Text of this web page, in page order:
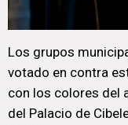
Los grupos
votado en contra
con los colores del
del Palacio de